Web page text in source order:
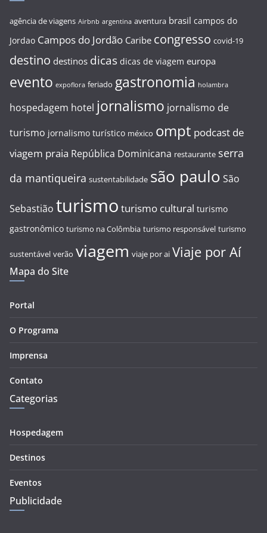
agência de viagens Airbnb argentina aventura brasil campos do
Jordao Campos do Jordão Caribe congresso covid-19
destino destinos dicas dicas de viagem europa
evento expoflora feriado gastronomia holambra
hospedagem hotel jornalismo jornalismo de
turismo jornalismo turístico méxico ompt podcast de
viagem praia República Dominicana restaurante serra
da mantiqueira sustentabilidade são paulo São
Sebastião turismo turismo cultural turismo
gastronômico turismo na Colômbia turismo responsável turismo
sustentável verão viagem viaje por ai Viaje por Aí
Mapa do Site
Portal
O Programa
Imprensa
Contato
Categorias
Hospedagem
Destinos
Eventos
Publicidade